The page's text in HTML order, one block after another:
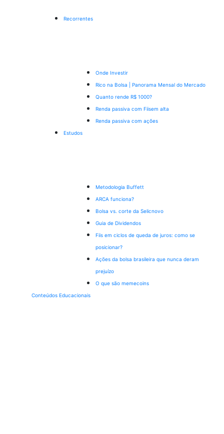
Recorrentes
Onde Investir
Rico na Bolsa | Panorama Mensal do Mercado
Quanto rende R$ 1000?
Renda passiva com Fiisem alta
Renda passiva com ações
Estudos
Metodologia Buffett
ARCA funciona?
Bolsa vs. corte da Selicnovo
Guia de Dividendos
Fiis em ciclos de queda de juros: como se
posicionar?
Ações da bolsa brasileira que nunca deram
prejuízo
O que são memecoins
Conteúdos Educacionais